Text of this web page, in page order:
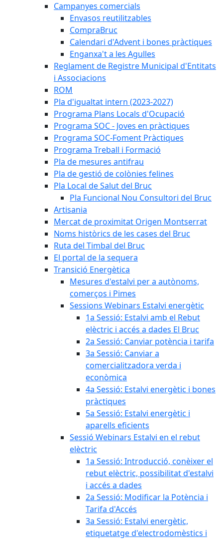
Campanyes comercials
Envasos reutilitzables
CompraBruc
Calendari d'Advent i bones pràctiques
Enganxa't a les Agulles
Reglament de Registre Municipal d'Entitats
i Associacions
ROM
Pla d'igualtat intern (2023-2027)
Programa Plans Locals d'Ocupació
Programa SOC - Joves en pràctiques
Programa SOC-Foment Pràctiques
Programa Treball i Formació
Pla de mesures antifrau
Pla de gestió de colònies felines
Pla Local de Salut del Bruc
Pla Funcional Nou Consultori del Bruc
Artisania
Mercat de proximitat Origen Montserrat
Noms històrics de les cases del Bruc
Ruta del Timbal del Bruc
El portal de la sequera
Transició Energètica
Mesures d'estalvi per a autònoms,
comerços i Pimes
Sessions Webinars Estalvi energètic
1a Sessió: Estalvi amb el Rebut
elèctric i accés a dades El Bruc
2a Sessió: Canviar potència i tarifa
3a Sessió: Canviar a
comercialitzadora verda i
econòmica
4a Sessió: Estalvi energètic i bones
pràctiques
5a Sessió: Estalvi energètic i
aparells eficients
Sessió Webinars Estalvi en el rebut
elèctric
1a Sessió: Introducció, conèixer el
rebut elèctric, possibilitat d'estalvi
i accés a dades
2a Sessió: Modificar la Potència i
Tarifa d'Accés
3a Sessió: Estalvi energètic,
etiquetatge d'electrodomèstics i